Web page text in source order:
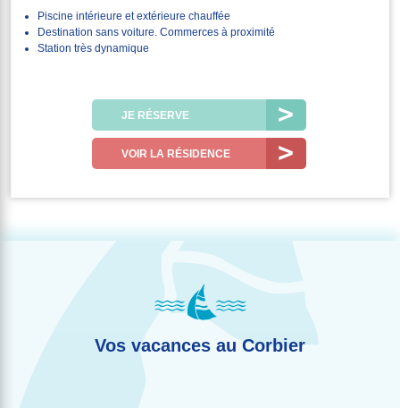
Piscine intérieure et extérieure chauffée
Destination sans voiture. Commerces à proximité
Station très dynamique
JE RÉSERVE
VOIR LA RÉSIDENCE
Vos vacances au Corbier